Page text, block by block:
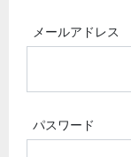
メールアドレス
パスワード